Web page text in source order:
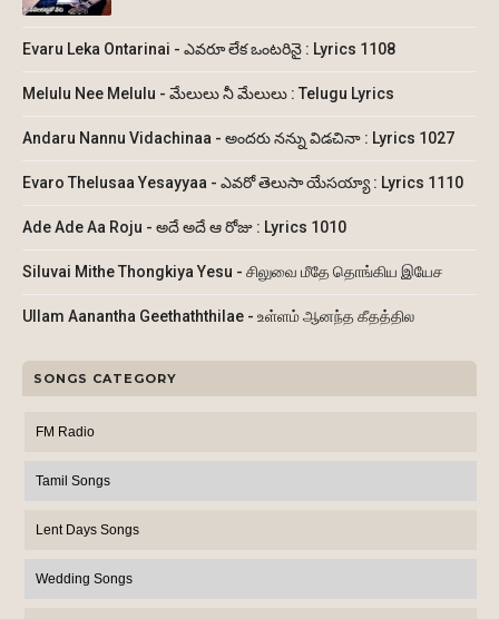
Evaru Leka Ontarinai - ఎవరూ లేక ఒంటరినై : Lyrics 1108
Melulu Nee Melulu - మేలులు నీ మేలులు : Telugu Lyrics
Andaru Nannu Vidachinaa - అందరు నన్ను విడచినా : Lyrics 1027
Evaro Thelusaa Yesayyaa - ఎవరో తెలుసా యేసయ్యా : Lyrics 1110
Ade Ade Aa Roju - అదే అదే ఆ రోజు : Lyrics 1010
Siluvai Mithe Thongkiya Yesu - சிலுவை மீதே தொங்கிய இயேச
Ullam Aanantha Geethaththilae - உள்ளம் ஆனந்த கீதத்தில
SONGS CATEGORY
FM Radio
Tamil Songs
Lent Days Songs
Wedding Songs